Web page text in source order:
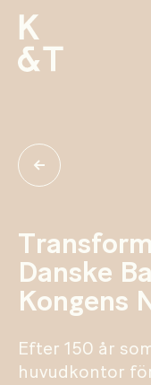
Danske
Kongens
Efter 150 år
huvudkontor